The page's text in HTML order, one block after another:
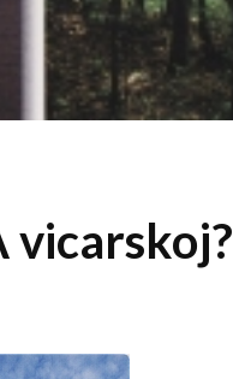
vicarskoj?